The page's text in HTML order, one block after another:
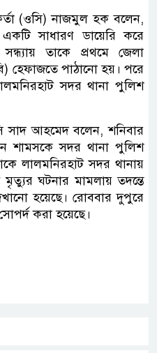
(ওসি) নাজমুল হক বলেন,
সাধারণ ডায়েরি করে
সন্ধ্যায় তাকে প্রথমে জেলা
হেফাজতে পাঠানো হয়। পরে
সদর থানা পুলিশ
সাদ আহমেদ বলেন, শনিবার
শামসকে সদর থানা পুলিশ
লালমনিরহাট সদর থানায়
ঘটনার মামলায় তদন্তে
হয়েছে। রোববার দুপুরে
করা হয়েছে।